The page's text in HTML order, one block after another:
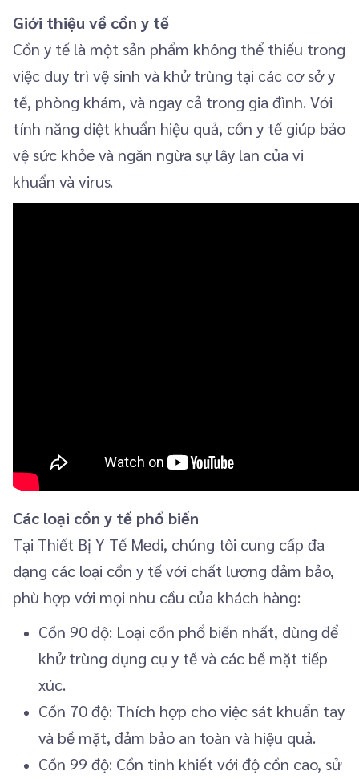
Giới thiệu về cồn y tế
Cồn y tế là một sản phẩm không thể thiếu trong
việc duy trì vệ sinh và khử trùng tại các cơ sở y
tế, phòng khám, và ngay cả trong gia đình. Với
tính năng diệt khuẩn hiệu quả, cồn y tế giúp bảo
vệ sức khỏe và ngăn ngừa sự lây lan của vi
khuẩn và virus.
Các loại cồn y tế phổ biến
Tại Thiết Bị Y Tế Medi, chúng tôi cung cấp đa
dạng các loại cồn y tế với chất lượng đảm bảo,
phù hợp với mọi nhu cầu của khách hàng:
Cồn 90 độ: Loại cồn phổ biến nhất, dùng để
khử trùng dụng cụ y tế và các bề mặt tiếp
xúc.
Cồn 70 độ: Thích hợp cho việc sát khuẩn tay
và bề mặt, đảm bảo an toàn và hiệu quả.
Cồn 99 độ: Cồn tinh khiết với độ cồn cao, sử